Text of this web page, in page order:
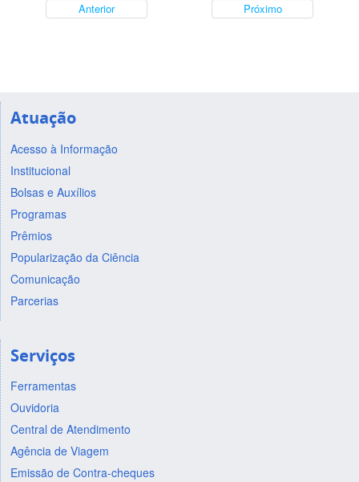
Anterior Próximo
Atuação
Acesso à Informação
Institucional
Bolsas e Auxílios
Programas
Prêmios
Popularização da Ciência
Comunicação
Parcerias
Serviços
Ferramentas
Ouvidoria
Central de Atendimento
Agência de Viagem
Emissão de Contra-cheques